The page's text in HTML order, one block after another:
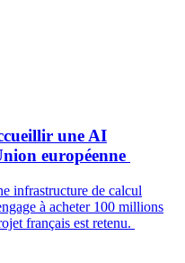
une AI
européenne
infrastructure de calcul
à acheter 100 millions
français est retenu.